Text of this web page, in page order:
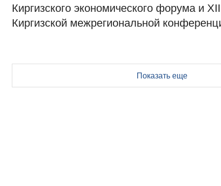
Киргизского экономического форума и
Киргизской межрегиональной
Показать еще